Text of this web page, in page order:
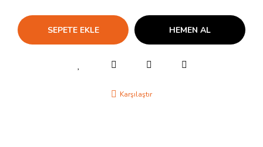
SEPETE EKLE HEMEN AL
Karşılaştır